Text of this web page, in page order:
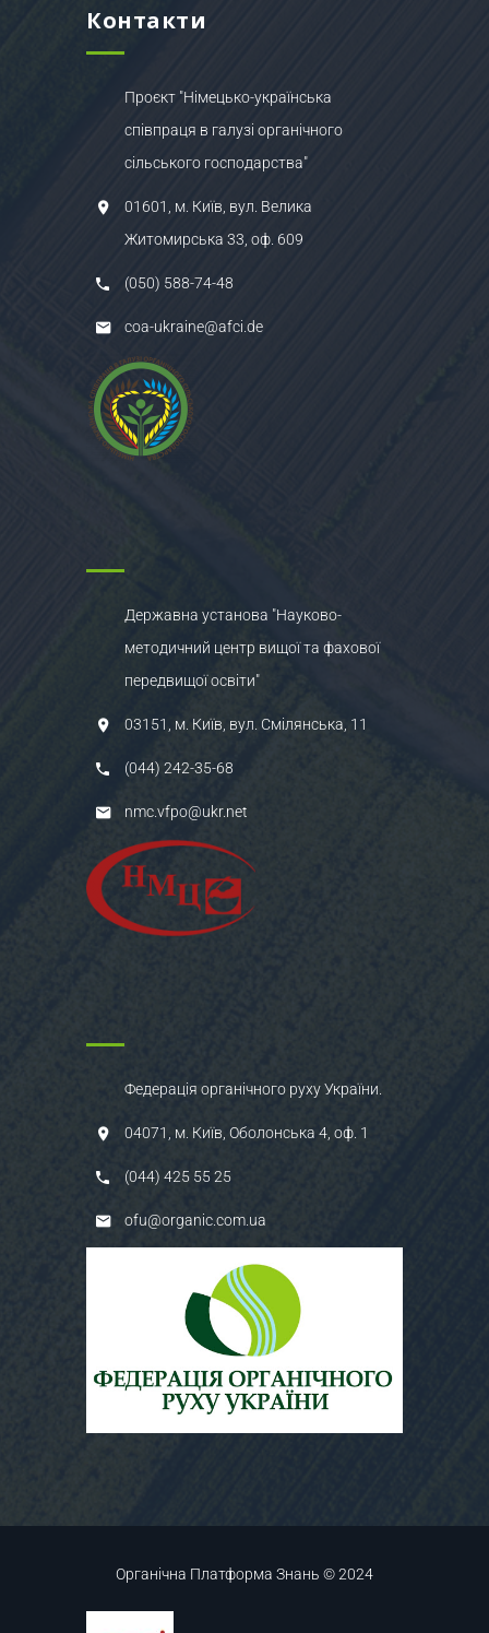
Контакти
Проєкт "Німецько-українська
співпраця в галузі органічного
сільського господарства"
01601, м. Київ, вул. Велика
Житомирська 33, оф. 609
(050) 588-74-48
coa-ukraine@afci.de
Державна установа "Науково-
методичний центр вищої та фахової
передвищої освіти"
03151, м. Київ, вул. Смілянська, 11
(044) 242-35-68
nmc.vfpo@ukr.net
Федерація органічного руху України.
04071, м. Київ, Оболонська 4, оф. 1
(044) 425 55 25
ofu@organic.com.ua
Органічна Платформа Знань © 2024